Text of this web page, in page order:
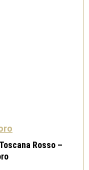
Rosso –